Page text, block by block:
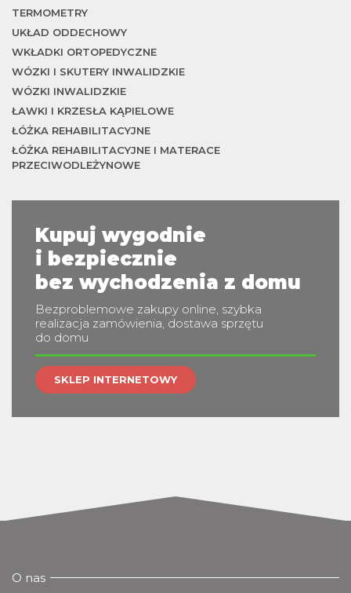
TERMOMETRY
UKŁAD ODDECHOWY
WKŁADKI ORTOPEDYCZNE
WÓZKI I SKUTERY INWALIDZKIE
WÓZKI INWALIDZKIE
ŁAWKI I KRZESŁA KĄPIELOWE
ŁÓŻKA REHABILITACYJNE
ŁÓŻKA REHABILITACYJNE I MATERACE
PRZECIWODLEŻYNOWE
Kupuj wygodnie
i bezpiecznie
bez wychodzenia z domu
Bezproblemowe zakupy online, szybka
realizacja zamówienia, dostawa sprzętu
do domu
SKLEP INTERNETOWY
O nas